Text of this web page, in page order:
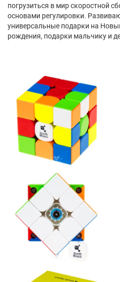
погрузиться в мир скоростной
основами регулировки.
универсальные подарки на
рождения, подарки мальчику и